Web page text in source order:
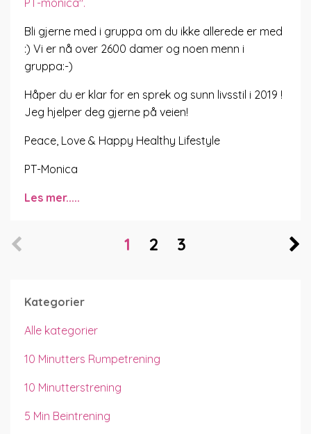
PT-monica".
Bli gjerne med i gruppa om du ikke allerede er med
:) Vi er nå over 2600 damer og noen menn i
gruppa:-)
Håper du er klar for en sprek og sunn livsstil i 2019 !
Jeg hjelper deg gjerne på veien!
Peace, Love & Happy Healthy Lifestyle
PT-Monica
Les mer.....
1 2 3
Kategorier
Alle kategorier
10 Minutters Rumpetrening
10 Minutterstrening
5 Min Beintrening